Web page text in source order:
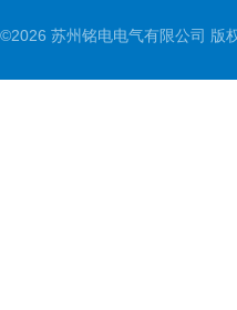
©2026 苏州铭电电气有限公司 版